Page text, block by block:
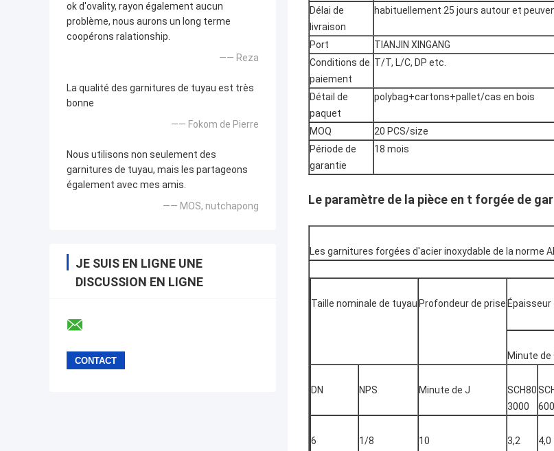
ok d'ovality, rayon également aucun
problème, nous aurons un long terme
coopérons ralationship.
—— Reza
La qualité des garnitures de tuyau est très
bonne
—— Fokom de Pierre
Nous utilisons non seulement des
garnitures de tuyau, mais les partageons
également avec mes amis.
—— MOS, nutchapong
JE SUIS EN LIGNE UNE
DISCUSSION EN LIGNE
Délai de
livraison
habituellement 25 jours autour et
Port
TIANJIN XINGANG
Conditions de
paiement
T/T, L/C, DP etc.
Détail de
paquet
polybag+cartons+pallet/cas en bois
MOQ
20 PCS/size
Période de
garantie
18 mois
Le paramètre de la pièce en t forgée de
Les garnitures forgées d'acier inoxydable de la norme
Taille nominale de tuyau Profondeur de prise Épaisseur
Minute de
DN NPS Minute de J
SCH80
3000
6
1/8
10
3,2
4,0